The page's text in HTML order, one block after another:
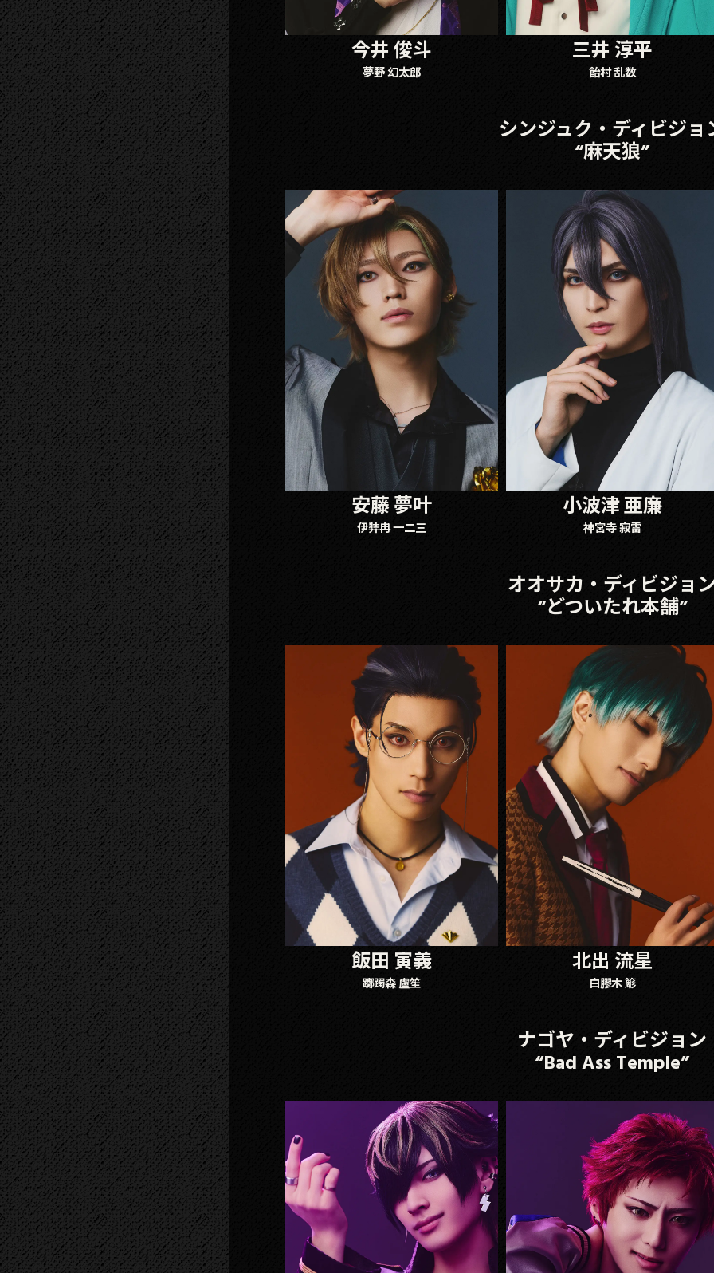
今井 俊斗
夢野 幻太郎
三井 淳平
飴村 乱数
シンジュク・ディビジョ
“麻天狼”
安藤 夢叶
伊弉冉 一二三
小波津 亜廉
神宮寺 寂雷
オオサカ・ディビジョ
“どついたれ本舗”
飯田 寅義
躑躅森 盧笙
北出 流星
白膠木 簓
ナゴヤ・ディビジョン
“Bad Ass Temple”